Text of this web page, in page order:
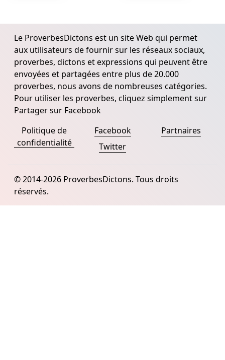
Le ProverbesDictons est un site Web qui permet
aux utilisateurs de fournir sur les réseaux sociaux,
proverbes, dictons et expressions qui peuvent être
envoyées et partagées entre plus de 20.000
proverbes, nous avons de nombreuses catégories.
Pour utiliser les proverbes, cliquez simplement sur
Partager sur Facebook
Politique de
confidentialité
Facebook
Twitter
Partnaires
© 2014-2026 ProverbesDictons. Tous droits
réservés.